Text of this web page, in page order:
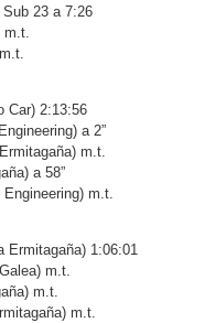
23 a 7:26
Car) 2:13:56
a 2”
m.t.
a 58”
m.t.
Ermitagaña) 1:06:01
m.t.
m.t.
m.t.